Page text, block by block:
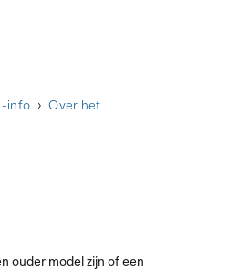
info
Over het
ouder model zijn of een